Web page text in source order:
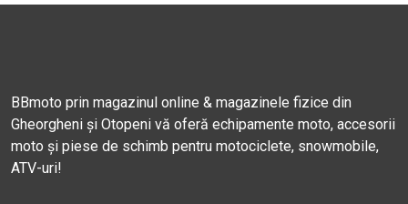
BBmoto prin magazinul online & magazinele fizice din
Gheorgheni și Otopeni vă oferă echipamente moto, accesorii
moto și piese de schimb pentru motociclete, snowmobile,
ATV-uri!